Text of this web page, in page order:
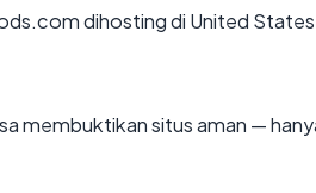
dihosting di United
membuktikan situs aman —